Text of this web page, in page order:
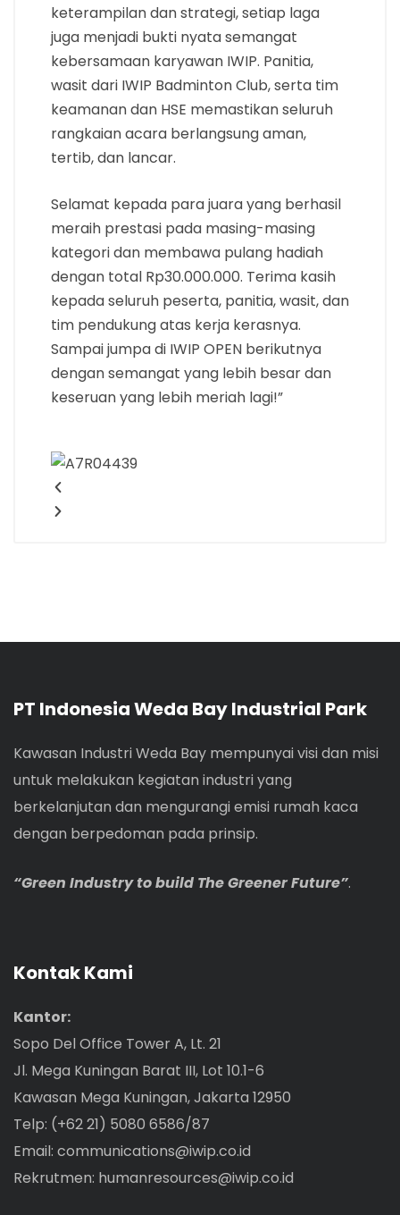
keterampilan dan strategi, setiap laga
juga menjadi bukti nyata semangat
kebersamaan karyawan IWIP. Panitia,
wasit dari IWIP Badminton Club, serta tim
keamanan dan HSE memastikan seluruh
rangkaian acara berlangsung aman,
tertib, dan lancar.
Selamat kepada para juara yang berhasil
meraih prestasi pada masing-masing
kategori dan membawa pulang hadiah
dengan total Rp30.000.000. Terima kasih
kepada seluruh peserta, panitia, wasit, dan
tim pendukung atas kerja kerasnya.
Sampai jumpa di IWIP OPEN berikutnya
dengan semangat yang lebih besar dan
keseruan yang lebih meriah lagi!”
PT Indonesia Weda Bay Industrial Park
Kawasan Industri Weda Bay mempunyai visi dan misi
untuk melakukan kegiatan industri yang
berkelanjutan dan mengurangi emisi rumah kaca
dengan berpedoman pada prinsip.
“Green Industry to build The Greener Future”.
Kontak Kami
Kantor:
Sopo Del Office Tower A, Lt. 21
Jl. Mega Kuningan Barat III, Lot 10.1-6
Kawasan Mega Kuningan, Jakarta 12950
Telp: (+62 21) 5080 6586/87
Email: communications@iwip.co.id
Rekrutmen: humanresources@iwip.co.id